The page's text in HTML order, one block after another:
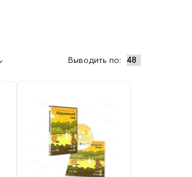
Выводить по: